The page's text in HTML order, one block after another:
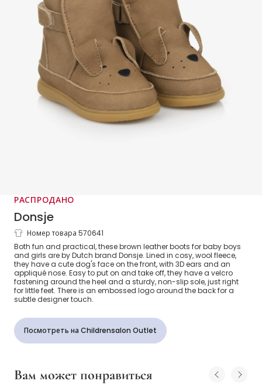
РАСПРОДАНО
Donsje
Brown First Walker Dog Boots
Номер товара 570641
Both fun and practical, these brown leather boots for baby boys
and girls are by Dutch brand Donsje. Lined in cosy, wool fleece,
they have a cute dog's face on the front, with 3D ears and an
appliqué nose. Easy to put on and take off, they have a velcro
fastening around the heel and a sturdy, non-slip sole, just right
for little feet. There is an embossed logo around the back for a
subtle designer touch.
Посмотреть на Childrensalon Outlet
Вам может понравиться